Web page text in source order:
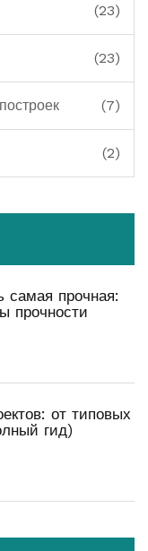
(23)
(23)
(7)
(2)
самая прочная:
прочности
от типовых
гид)